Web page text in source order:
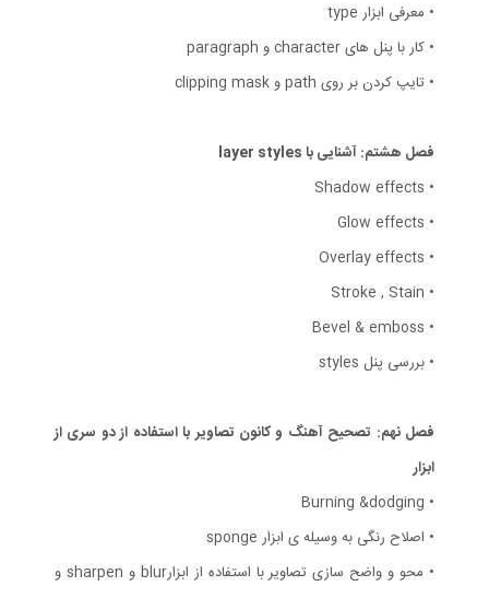
• معرفی ابزار type
• کار با پنل های character و paragraph
• تایپ کردن بر روی path و clipping mask
فصل هشتم: آشنایی با layer styles
• Shadow effects
• Glow effects
• Overlay effects
• Stroke , Stain
• Bevel & emboss
• بررسی پنل styles
فصل نهم: تصحیح آهنگ و کانون تصاویر با استفاده از دو سری از
ابزار
• Burning &dodging
• اصلاح رنگی به وسیله ی ابزار sponge
• محو و واضح سازی تصاویر با استفاده از ابزارblur و sharpen و